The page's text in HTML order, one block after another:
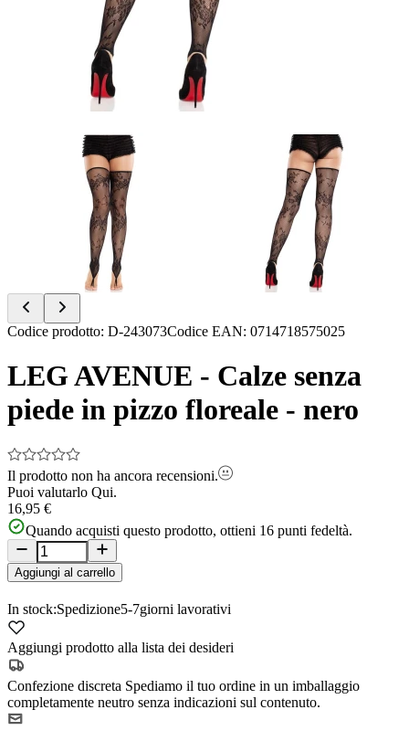
Item
of
Codice prodotto: D-243073Codice EAN: 0714718575025
LEG AVENUE - Calze senza
piede in pizzo floreale - nero
Il prodotto non ha ancora recensioni.
Puoi valutarlo Qui.
16,95 €
Quando acquisti questo prodotto, ottieni 16 punti fedeltà.
Aggiungi al carrello
In stock:Spedizione5-7giorni lavorativi
Aggiungi prodotto alla lista dei desideri
Confezione discreta Spediamo il tuo ordine in un imballaggio
completamente neutro senza indicazioni sul contenuto.